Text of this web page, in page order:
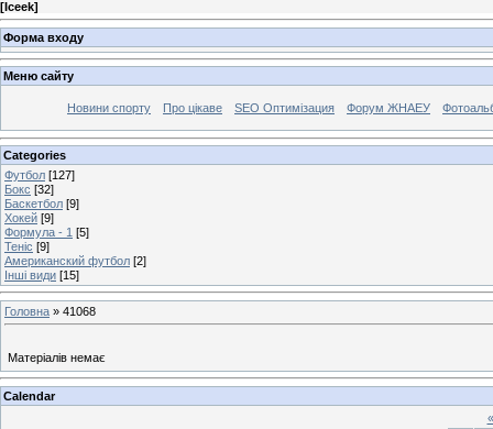
[Iceek]
Форма входу
Меню сайту
Новини спорту Про цікаве SEO Оптимізация Форум ЖНАЕУ
Categories
Футбол [127]
Бокс [32]
Баскетбол [9]
Хокей [9]
Формула - 1 [5]
Теніс [9]
Американский футбол [2]
Інші види [15]
Головна » 41068
Матеріалів немає
Calendar
«